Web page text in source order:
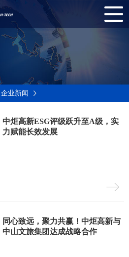
企业新闻
中炬高新ESG评级跃升至A级，实
力赋能长效发展
同心致远，聚力共赢！中炬高新与
中山文旅集团达成战略合作